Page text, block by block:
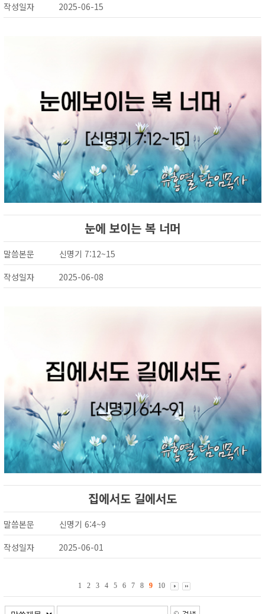
작성일자
2025-06-15
눈에 보이는 복 너머
말씀본문
신명기 7:12~15
작성일자
2025-06-08
집에서도 길에서도
말씀본문
신명기 6:4~9
작성일자
2025-06-01
1 2 3 4 5 6 7 8 9 10